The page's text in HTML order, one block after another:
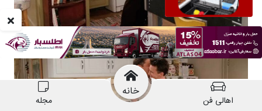
مجله
خانه
اهالی فن